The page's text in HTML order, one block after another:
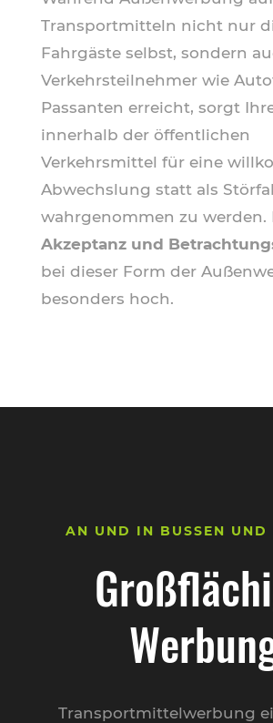
Transportmitteln nicht nur
Fahrgäste selbst, sondern
Verkehrsteilnehmer wie
Passanten erreicht, sorgt
innerhalb der öffentlichen
Verkehrsmittel für eine
Abwechslung statt als
wahrgenommen zu werden.
Akzeptanz und
bei dieser Form der
besonders hoch.
AN UND IN BUSSEN UND
Transportmittelwerbung